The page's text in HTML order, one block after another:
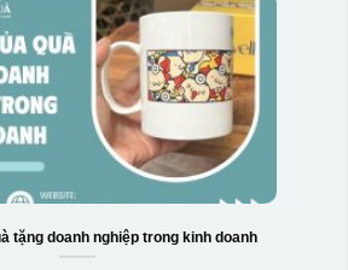
tặng doanh nghiệp trong kinh doanh